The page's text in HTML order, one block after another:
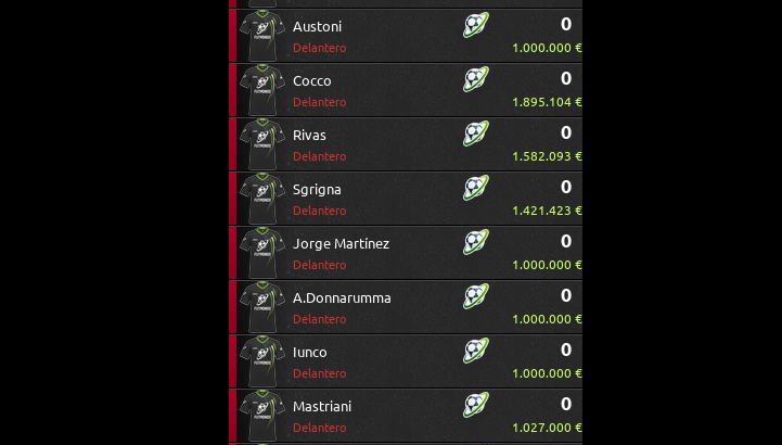
Austoni
Delantero
0
1.000.000 €
Cocco
Delantero
0
1.895.104 €
Rivas
Delantero
0
1.582.093 €
Sgrigna
Delantero
0
1.421.423 €
Jorge Martínez
Delantero
0
1.000.000 €
A.Donnarumma
Delantero
0
1.000.000 €
Iunco
Delantero
0
1.000.000 €
Mastriani
Delantero
0
1.027.000 €